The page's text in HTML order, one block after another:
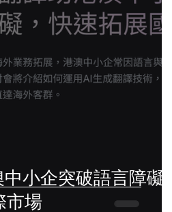
小企突破語言障礙
市場